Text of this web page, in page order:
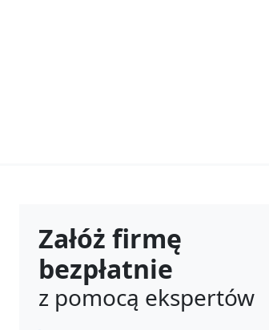
Załóż firmę
bezpłatnie
z pomocą ekspertów